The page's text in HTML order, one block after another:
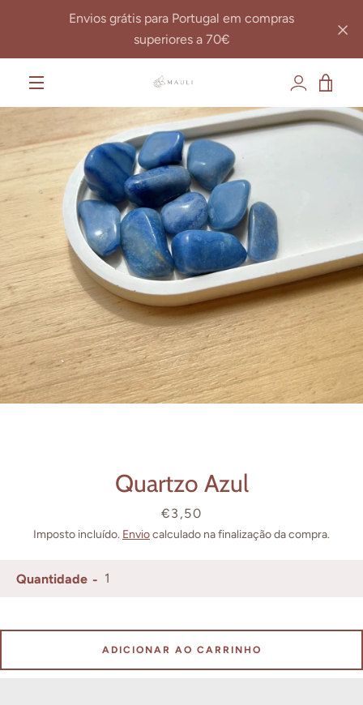
Conteúdo
Envios grátis para Portugal em compras
superiores a 70€
Quartzo Azul
Preço
€3,50
Imposto incluído. Enviocalculado na finalização da compra.
Quantidade
ADICIONAR AO CARRINHO